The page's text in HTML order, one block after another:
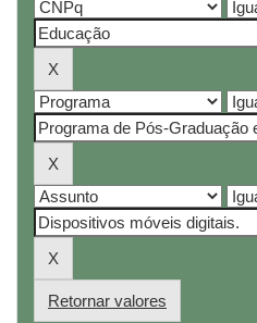
Retornar valores